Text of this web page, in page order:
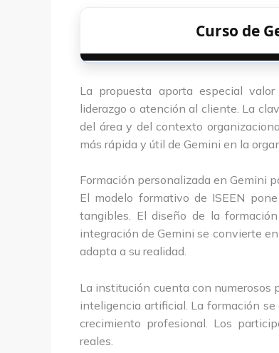
Curso de
La propuesta aporta especial
liderazgo o atención al cliente. La
del área y del contexto
más rápida y útil de Gemini en la
Formación personalizada en Gemini
El modelo formativo de ISEEN
tangibles. El diseño de la
integración de Gemini se convierte
adapta a su realidad.
La institución cuenta con numerosos
inteligencia artificial. La formación
crecimiento profesional. Los
reales.